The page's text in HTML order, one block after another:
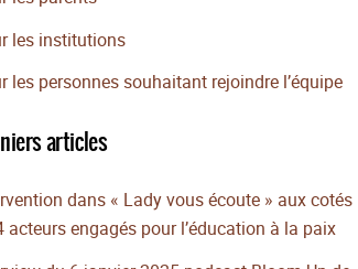
les institutions
les personnes souhaitant rejoindre l’équipe
articles
dans « Lady vous écoute » aux cotés
acteurs engagés pour l’éducation à la paix